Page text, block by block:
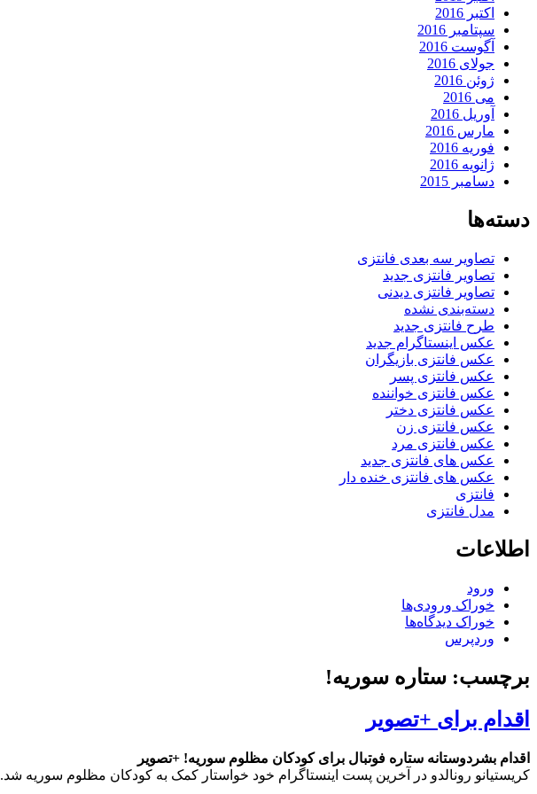
اکتبر 2016
سپتامبر 2016
آگوست 2016
جولای 2016
ژوئن 2016
می 2016
آوریل 2016
مارس 2016
فوریه 2016
ژانویه 2016
دسامبر 2015
دسته‌ها
تصاویر سه بعدی فانتزی
تصاویر فانتزی جدید
تصاویر فانتزی دیدنی
دسته‌بندی نشده
طرح فانتزی جدید
عکس اینستاگرام جدید
عکس فانتزی بازیگران
عکس فانتزی پسر
عکس فانتزی خواننده
عکس فانتزی دختر
عکس فانتزی زن
عکس فانتزی مرد
عکس های فانتزی جدید
عکس های فانتزی خنده دار
فانتزی
مدل فانتزی
اطلاعات
ورود
خوراک ورودی‌ها
خوراک دیدگاه‌ها
وردپرس
برچسب: ستاره سوریه!
اقدام برای +تصویر
اقدام بشردوستانه ستاره فوتبال برای کودکان مظلوم سوریه! +تصویر
کریستیانو رونالدو در آخرین پست اینستاگرام خود خواستار کمک به کودکان مظلوم سوریه شد.